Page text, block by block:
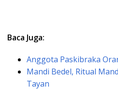
Baca Juga:
Anggota Paskibraka
Mandi Bedel, Ritual
Tayan